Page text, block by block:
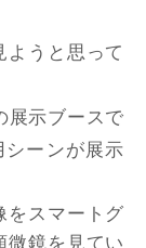
うと思って
展示ブースで
シーンが展示
をスマートグ
微鏡を見てい